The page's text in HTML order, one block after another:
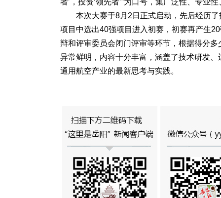
者’，投资‘领先者’”为口号，集广泛性、专业
本次大赛于8月2日正式启动，先后经历
项目中选出40强项目进入初赛，初赛再产生
辩和评审委员会闭门评审等环节，根据得分
异常鲜明，内容十分丰富，涵盖了技术研发
通用航空产业的最新思考与实践。